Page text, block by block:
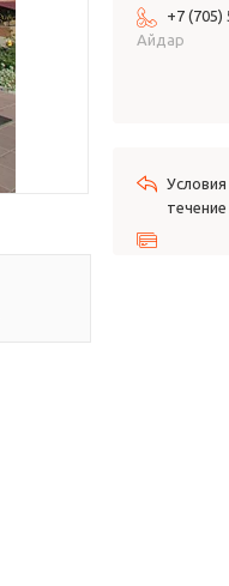
+7 (705)
Айдар